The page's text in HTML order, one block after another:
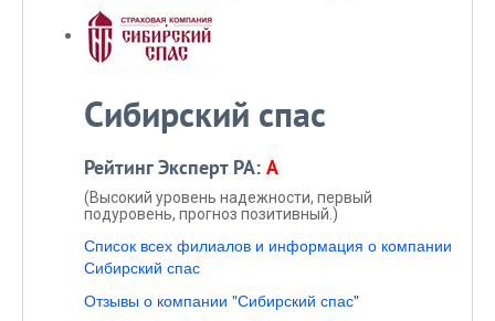
Сибирский спас
Рейтинг Эксперт РА: A
(Высокий уровень надежности, первый
подуровень, прогноз позитивный.)
Список всех филиалов и информация о компании
Сибирский спас
Отзывы о компании "Сибирский спас"